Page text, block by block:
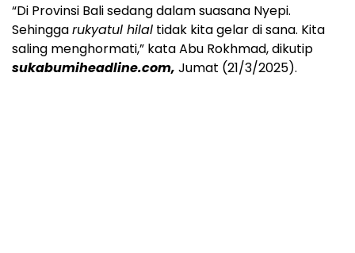
“Di Provinsi Bali sedang dalam suasana Nyepi.
Sehinggarukyatul hilal tidak kita gelar di sana. Kita
saling menghormati,” kata Abu Rokhmad, dikutip
sukabumiheadline.com, Jumat (21/3/2025).